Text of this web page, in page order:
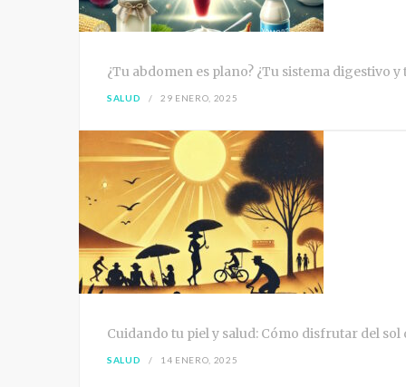
¿Tu abdomen es plano? ¿Tu sistema digestivo y
SALUD 29 ENERO, 2025
Cuidando tu piel y salud: Cómo disfrutar del
SALUD 14 ENERO, 2025